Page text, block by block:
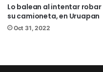
Lo balean al intentar robar
su camioneta, en Uruapan
Oct 31, 2022